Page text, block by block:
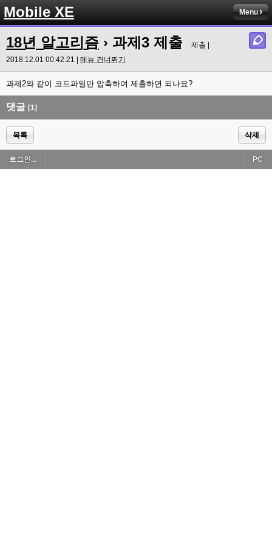
Mobile XE Menu
18년 알고리즘 › 과제3 제출
제출 |
2018.12.01 00:42:21 | 메뉴 건너뛰기
과제2와 같이 코드파일만 압축하여 제출하면 되나요?
댓글 [1]
목록 삭제
로그인... PC